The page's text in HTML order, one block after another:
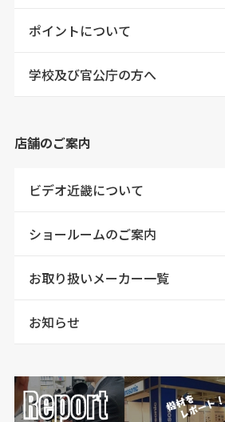
ポイントについて
学校及び官公庁の方へ
店舗のご案内
ビデオ近畿について
ショールームのご案内
お取り扱いメーカー一覧
お知らせ